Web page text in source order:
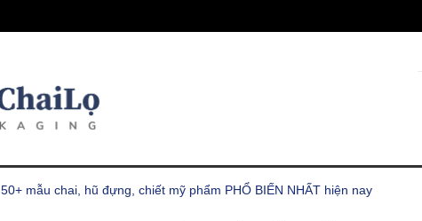
50+ mẫu chai, hũ đựng, chiết mỹ phẩm PHỔ BIẾN NHẤT hiện nay